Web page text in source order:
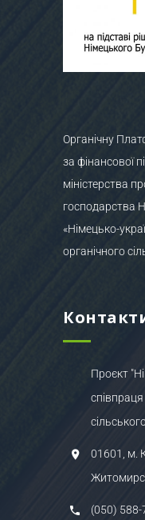
Органічну
за фінансової
міністерства
господарства
«Німецько-
органічного
Проєкт
співпраця
01601, м.
(050) 588-